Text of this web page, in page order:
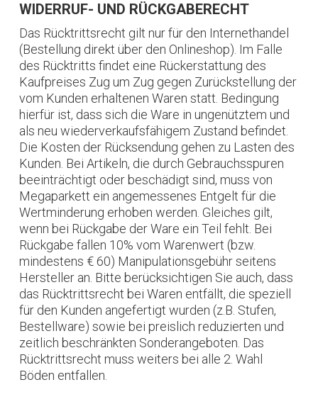
WIDERRUF- UND RÜCKGABERECHT
Das Rücktrittsrecht gilt nur für den Internethandel
(Bestellung direkt über den Onlineshop). Im Falle
des Rücktritts findet eine Rückerstattung des
Kaufpreises Zug um Zug gegen Zurückstellung der
vom Kunden erhaltenen Waren statt. Bedingung
hierfür ist, dass sich die Ware in ungenütztem und
als neu wiederverkaufsfähigem Zustand befindet.
Die Kosten der Rücksendung gehen zu Lasten des
Kunden. Bei Artikeln, die durch Gebrauchsspuren
beeinträchtigt oder beschädigt sind, muss von
Megaparkett ein angemessenes Entgelt für die
Wertminderung erhoben werden. Gleiches gilt,
wenn bei Rückgabe der Ware ein Teil fehlt. Bei
Rückgabe fallen 10% vom Warenwert (bzw.
mindestens € 60) Manipulationsgebühr seitens
Hersteller an. Bitte berücksichtigen Sie auch, dass
das Rücktrittsrecht bei Waren entfällt, die speziell
für den Kunden angefertigt wurden (z.B. Stufen,
Bestellware) sowie bei preislich reduzierten und
zeitlich beschränkten Sonderangeboten. Das
Rücktrittsrecht muss weiters bei alle 2. Wahl
Böden entfallen.